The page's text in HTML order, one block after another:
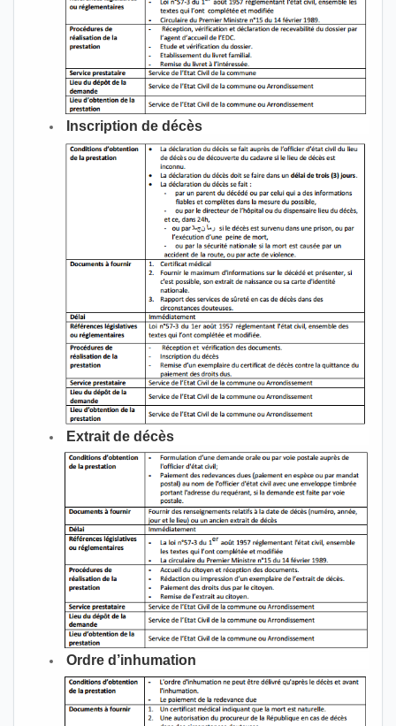
Inscription de décès
Extrait de décès
Ordre d’inhumation